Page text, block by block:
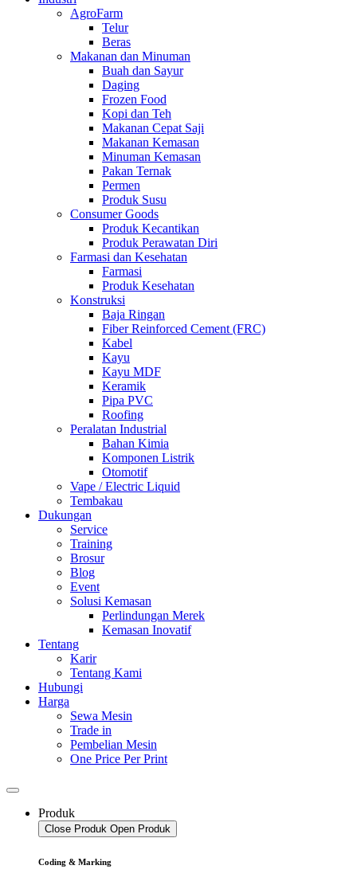
AgroFarm
Telur
Beras
Makanan dan Minuman
Buah dan Sayur
Daging
Frozen Food
Kopi dan Teh
Makanan Cepat Saji
Makanan Kemasan
Minuman Kemasan
Pakan Ternak
Permen
Produk Susu
Consumer Goods
Produk Kecantikan
Produk Perawatan Diri
Farmasi dan Kesehatan
Farmasi
Produk Kesehatan
Konstruksi
Baja Ringan
Fiber Reinforced Cement (FRC)
Kabel
Kayu
Kayu MDF
Keramik
Pipa PVC
Roofing
Peralatan Industrial
Bahan Kimia
Komponen Listrik
Otomotif
Vape / Electric Liquid
Tembakau
Dukungan
Service
Training
Brosur
Blog
Event
Solusi Kemasan
Perlindungan Merek
Kemasan Inovatif
Tentang
Karir
Tentang Kami
Hubungi
Harga
Sewa Mesin
Trade in
Pembelian Mesin
One Price Per Print
Produk
Close Produk Open Produk
Coding & Marking